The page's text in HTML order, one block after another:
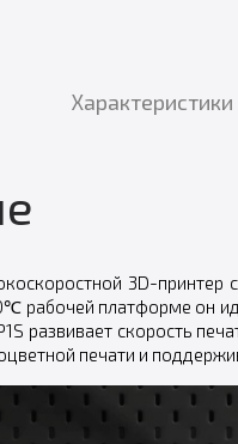
Характеристики
3D-
рабочей платформе он
развивает скорость
печати и